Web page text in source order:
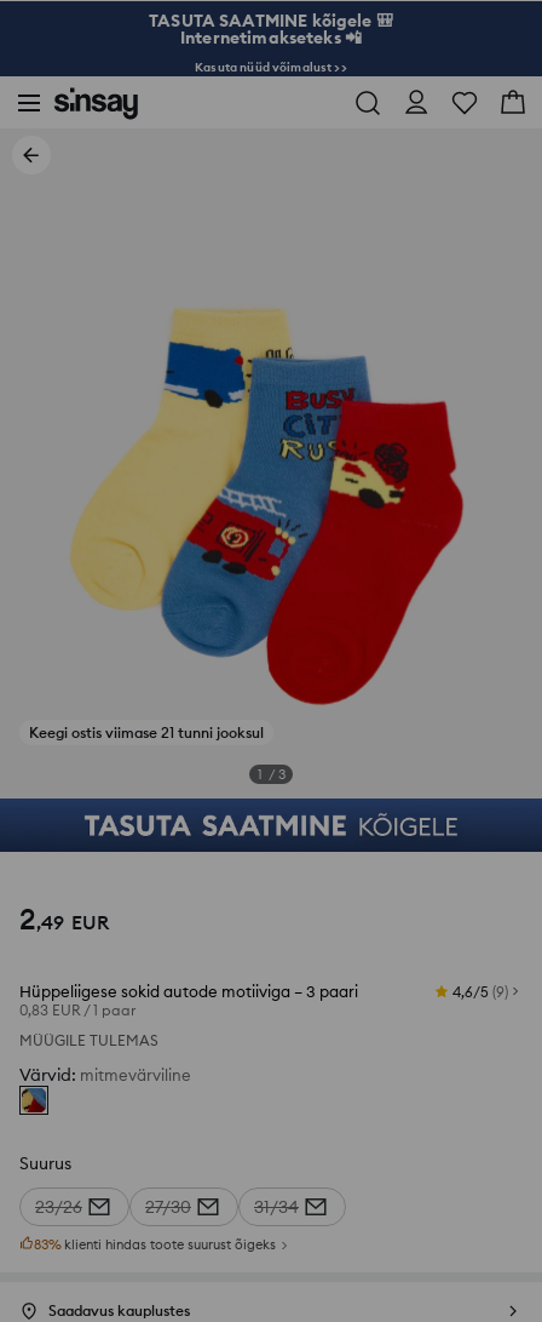
TASUTA SAATMINE kõigele 🎒
Internetimakseteks 📲
Kasuta nüüd võimalust >>
Keegi ostis viimase 21 tunni jooksul
1 / 3
2,49 EUR
Hüppeliigese sokid autode motiiviga – 3 paari
0,83 EUR /1 paar
4,6/5 (9)
MÜÜGILE TULEMAS
Värvid: mitmevärviline
Suurus
23/26
27/30 31/34
83% klienti hindas toote suurust õigeks
Saadavus kauplustes